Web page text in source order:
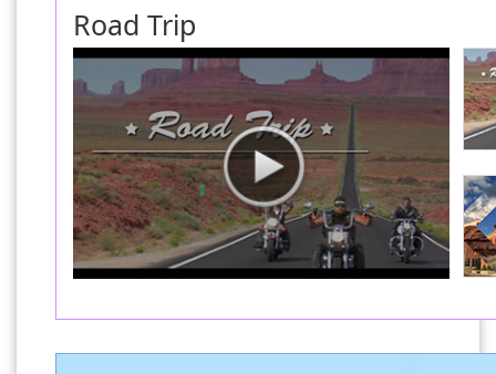
Road Trip